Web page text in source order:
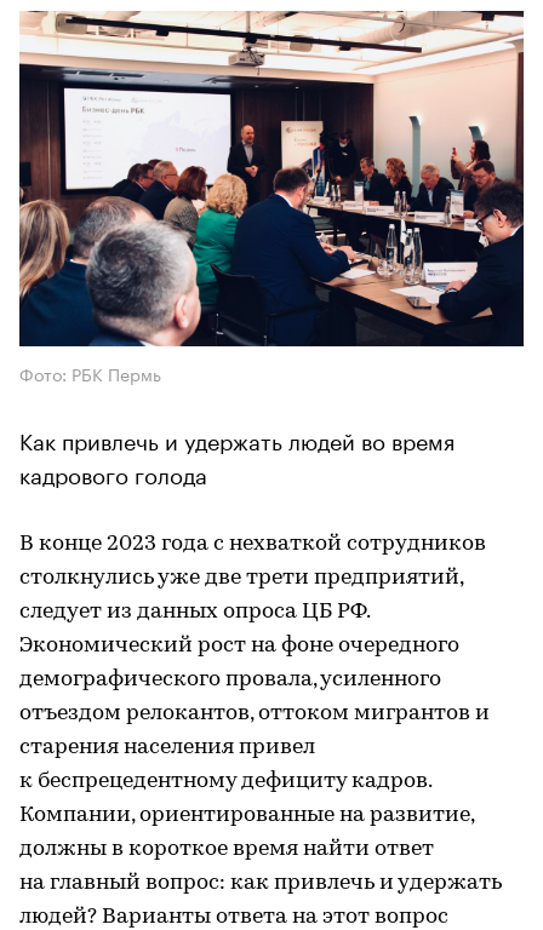
Фото: РБК Пермь
Как привлечь и удержать людей во время
кадрового голода
В конце 2023 года с нехваткой сотрудников
столкнулись уже две трети предприятий,
следует из данных опроса ЦБ РФ.
Экономический рост на фоне очередного
демографического провала, усиленного
отъездом релокантов, оттоком мигрантов и
старения населения привел
к беспрецедентному дефициту кадров.
Компании, ориентированные на развитие,
должны в короткое время найти ответ
на главный вопрос: как привлечь и удержать
людей? Варианты ответа на этот вопрос